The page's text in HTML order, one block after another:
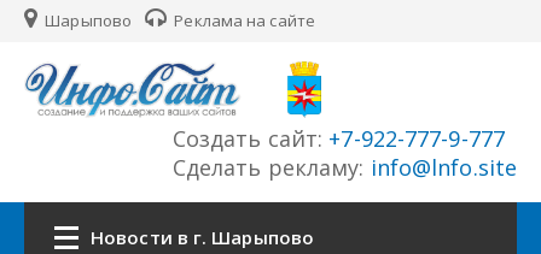
Шарыпово Реклама на сайте
Создать сайт: +7-922-777-9-777
Сделать рекламу: info@lnfo.site
Новости в г. Шарыпово